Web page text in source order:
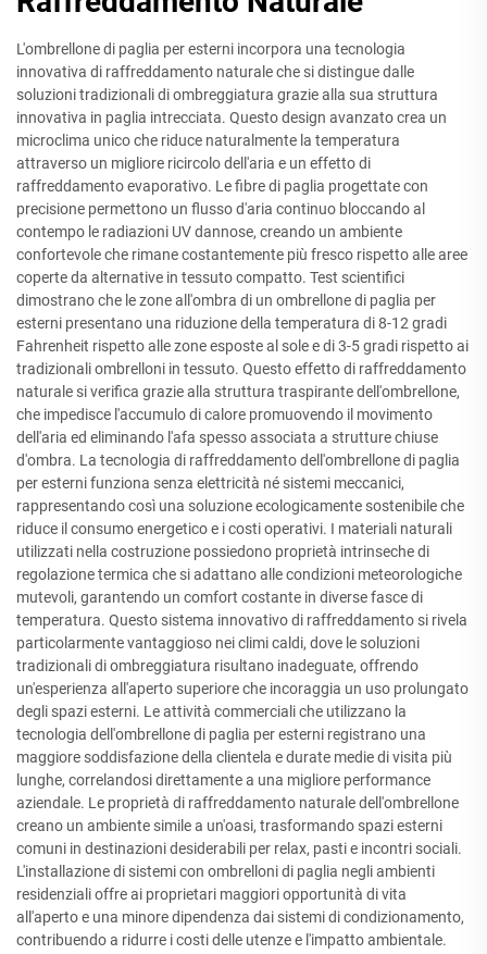
L'ombrellone di paglia per esterni incorpora una tecnologia
innovativa di raffreddamento naturale che si distingue dalle
soluzioni tradizionali di ombreggiatura grazie alla sua struttura
innovativa in paglia intrecciata. Questo design avanzato crea un
microclima unico che riduce naturalmente la temperatura
attraverso un migliore ricircolo dell'aria e un effetto di
raffreddamento evaporativo. Le fibre di paglia progettate con
precisione permettono un flusso d'aria continuo bloccando al
contempo le radiazioni UV dannose, creando un ambiente
confortevole che rimane costantemente più fresco rispetto alle aree
coperte da alternative in tessuto compatto. Test scientifici
dimostrano che le zone all'ombra di un ombrellone di paglia per
esterni presentano una riduzione della temperatura di 8-12 gradi
Fahrenheit rispetto alle zone esposte al sole e di 3-5 gradi rispetto ai
tradizionali ombrelloni in tessuto. Questo effetto di raffreddamento
naturale si verifica grazie alla struttura traspirante dell'ombrellone,
che impedisce l'accumulo di calore promuovendo il movimento
dell'aria ed eliminando l'afa spesso associata a strutture chiuse
d'ombra. La tecnologia di raffreddamento dell'ombrellone di paglia
per esterni funziona senza elettricità né sistemi meccanici,
rappresentando così una soluzione ecologicamente sostenibile che
riduce il consumo energetico e i costi operativi. I materiali naturali
utilizzati nella costruzione possiedono proprietà intrinseche di
regolazione termica che si adattano alle condizioni meteorologiche
mutevoli, garantendo un comfort costante in diverse fasce di
temperatura. Questo sistema innovativo di raffreddamento si rivela
particolarmente vantaggioso nei climi caldi, dove le soluzioni
tradizionali di ombreggiatura risultano inadeguate, offrendo
un'esperienza all'aperto superiore che incoraggia un uso prolungato
degli spazi esterni. Le attività commerciali che utilizzano la
tecnologia dell'ombrellone di paglia per esterni registrano una
maggiore soddisfazione della clientela e durate medie di visita più
lunghe, correlandosi direttamente a una migliore performance
aziendale. Le proprietà di raffreddamento naturale dell'ombrellone
creano un ambiente simile a un'oasi, trasformando spazi esterni
comuni in destinazioni desiderabili per relax, pasti e incontri sociali.
L'installazione di sistemi con ombrelloni di paglia negli ambienti
residenziali offre ai proprietari maggiori opportunità di vita
all'aperto e una minore dipendenza dai sistemi di condizionamento,
contribuendo a ridurre i costi delle utenze e l'impatto ambientale.